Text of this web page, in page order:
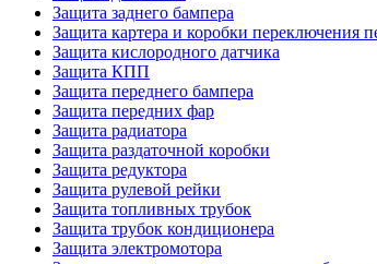
Защита заднего бампера
Защита картера и коробки переключения
Защита кислородного датчика
Защита КПП
Защита переднего бампера
Защита передних фар
Защита радиатора
Защита раздаточной коробки
Защита редуктора
Защита рулевой рейки
Защита топливных трубок
Защита трубок кондиционера
Защита электромотора